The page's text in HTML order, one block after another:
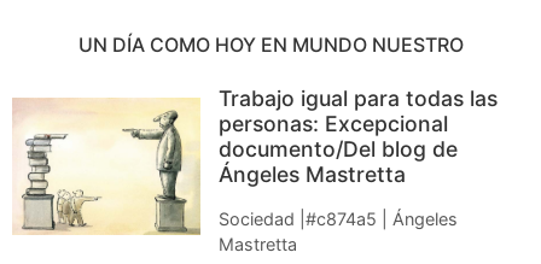
UN DÍA COMO HOY EN MUNDO NUESTRO
Trabajo igual para todas las
personas: Excepcional
documento/Del blog de
Ángeles Mastretta
Sociedad |#c874a5 | Ángeles
Mastretta